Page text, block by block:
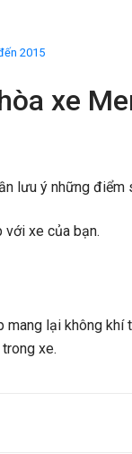
2015
xe
lưu ý những điểm
với xe của bạn.
lại không khí
xe.